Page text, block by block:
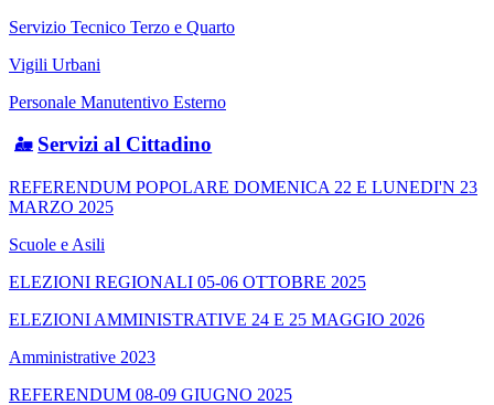
Servizio Tecnico Terzo e Quarto
Vigili Urbani
Personale Manutentivo Esterno
Servizi al Cittadino
REFERENDUM POPOLARE DOMENICA 22 E LUNEDI'N 23
MARZO 2025
Scuole e Asili
ELEZIONI REGIONALI 05-06 OTTOBRE 2025
ELEZIONI AMMINISTRATIVE 24 E 25 MAGGIO 2026
Amministrative 2023
REFERENDUM 08-09 GIUGNO 2025